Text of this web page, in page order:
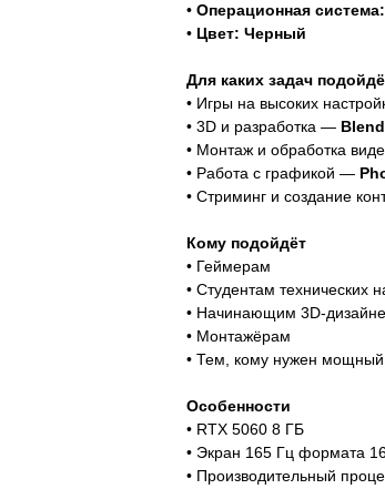
• Операционная
• Цвет: Черный
Для каких задач
• Игры на высоких
• 3D и разработка —
• Монтаж и обработка
• Работа с графикой —
• Стриминг и создание
Кому подойдёт
• Геймерам
• Студентам технических
• Начинающим 3D-
• Монтажёрам
• Тем, кому нужен мощный
Особенности
• RTX 5060 8 ГБ
• Экран 165 Гц формата
• Производительный